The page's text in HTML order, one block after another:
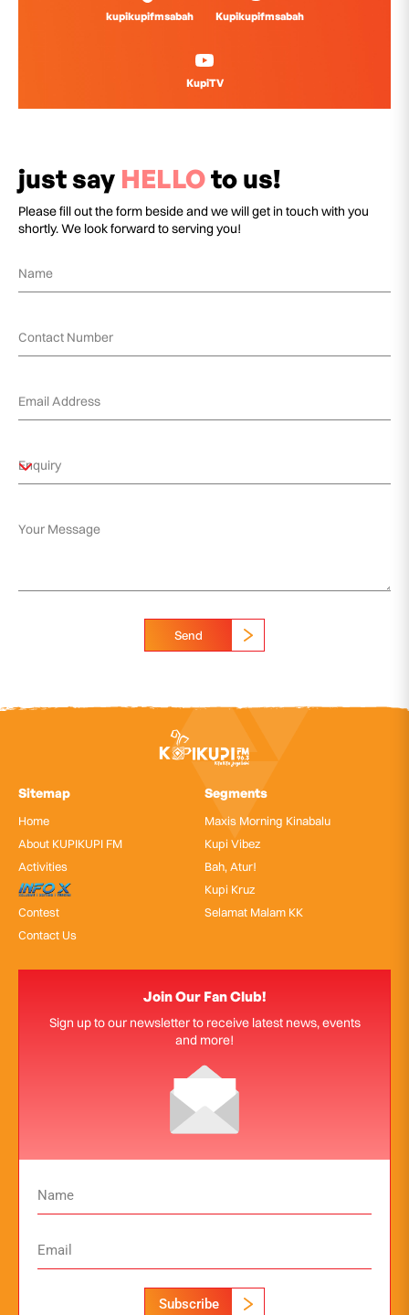
kupikupifmsabah Kupikupifmsabah
KupiTV
just say HELLOto us!
Please fill out the form beside and we will get in touch with you
shortly. We look forward to serving you!
Send
Sitemap
Home
About KUPIKUPI FM
Activities
InfoX
Contest
Contact Us
Segments
Maxis Morning Kinabalu
Kupi Vibez
Bah, Atur!
Kupi Kruz
Selamat Malam KK
Join Our Fan Club!
Sign up to our newsletter to receive latest news, events
and more!
Subscribe